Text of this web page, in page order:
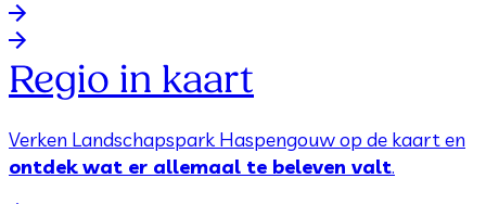
Regio in kaart
Verken Landschapspark Haspengouw op de kaart en
ontdek wat er allemaal te beleven valt.